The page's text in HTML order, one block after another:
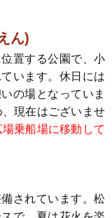
ん)
置する公園で、小
います。休日には
の場となっていま
現在はございませ
乗船場に移動して
されています。松